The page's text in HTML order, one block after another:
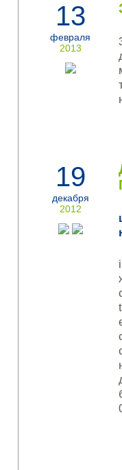
13
февраля
2013
19
декабря
2012